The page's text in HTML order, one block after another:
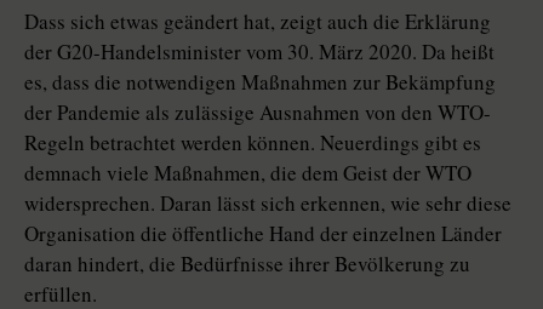
Dass sich etwas geändert hat, zeigt auch die Erklärung
der G20-Handelsminister vom 30. März 2020. Da heißt
es, dass die notwendigen Maßnahmen zur Bekämpfung
der Pandemie als zulässige Ausnahmen von den WTO-
Regeln betrachtet werden können. Neuerdings gibt es
demnach viele Maßnahmen, die dem Geist der WTO
widersprechen. Daran lässt sich erkennen, wie sehr diese
Organisation die öffentliche Hand der einzelnen Länder
daran hindert, die Bedürfnisse ihrer Bevölkerung zu
erfüllen.